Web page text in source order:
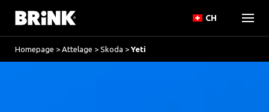
CH
Homepage > Attelage > Skoda > Yeti